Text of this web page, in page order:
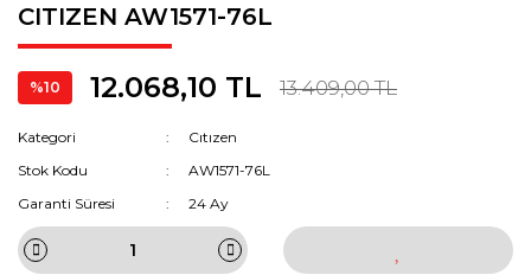
CITIZEN AW1571-76L
%10 12.068,10 TL 13.409,00 TL
Kategori
Cıtızen
Stok Kodu
AW1571-76L
Garanti Süresi
24 Ay